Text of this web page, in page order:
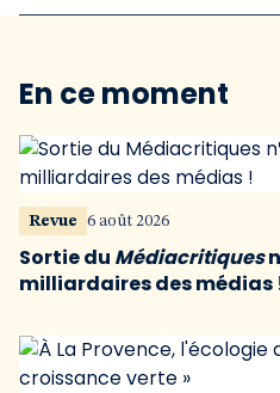
En ce moment
Revue 6 août 2026
Sortie du Médiacritiques
milliardaires des médias